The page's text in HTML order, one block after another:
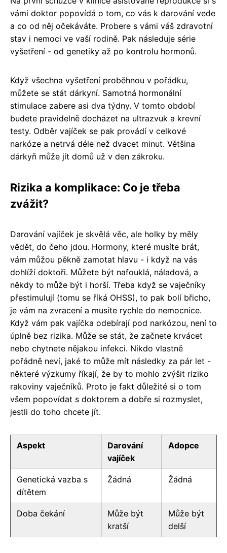
vámi doktor popovídá o tom, co vás k darování vede
a co od něj očekáváte. Probere s vámi váš zdravotní
stav i nemoci ve vaší rodině. Pak následuje série
vyšetření - od genetiky až po kontrolu hormonů.
Když všechna vyšetření proběhnou v pořádku,
můžete se stát dárkyní. Samotná hormonální
stimulace zabere asi dva týdny. V tomto období
budete pravidelně docházet na ultrazvuk a krevní
testy. Odběr vajíček se pak provádí v celkové
narkóze a netrvá déle než dvacet minut. Většina
dárkyň může jít domů už v den zákroku.
Rizika a komplikace: Co je třeba
zvážit?
Darování vajíček je skvělá věc, ale holky by měly
vědět, do čeho jdou. Hormony, které musíte brát,
vám můžou pěkně zamotat hlavu - i když na vás
dohlíží doktoři. Můžete být nafouklá, náladová, a
někdy to může být i horší. Třeba když se vaječníky
přestimulují (tomu se říká OHSS), to pak bolí břicho,
je vám na zvracení a musíte rychle do nemocnice.
Když vám pak vajíčka odebírají pod narkózou, není to
úplně bez rizika. Může se stát, že začnete krvácet
nebo chytnete nějakou infekci. Nikdo vlastně
pořádně neví, jaké to může mít následky za pár let -
některé výzkumy říkají, že by to mohlo zvýšit riziko
rakoviny vaječníků. Proto je fakt důležité si o tom
všem popovídat s doktorem a dobře si rozmyslet,
jestli do toho chcete jít.
Aspekt
Darování
vajíček
Adopce
Genetická vazba s
dítětem
Žádná Žádná
Doba čekání
Může být
kratší
Může být
delší